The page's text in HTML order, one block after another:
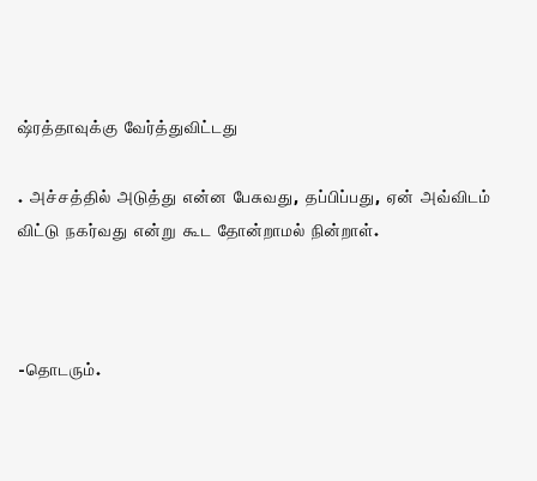
ஷ்ரத்தாவுக்கு வேர்த்துவிட்டது
. அச்சத்தில் அடுத்து என்ன பேசுவது, தப்பிப்பது, ஏன் அவ்விடம்
விட்டு நகர்வது என்று கூட தோன்றாமல் நின்றாள்.
-தொடரும்.